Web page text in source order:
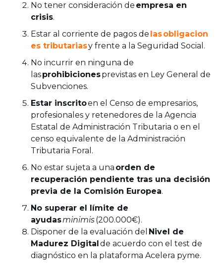
No tener consideración de empresa en
crisis.
Estar al corriente de pagos de lasobligacion
es tributariasy frente a la Seguridad Social.
No incurrir en ninguna de
lasprohibicionesprevistas en Ley General de
Subvenciones.
Estar inscritoen el Censo de empresarios,
profesionales y retenedores de la Agencia
Estatal de Administración Tributaria o en el
censo equivalente de la Administración
Tributaria Foral.
No estar sujeta a una orden de
recuperación pendiente tras una decisión
previa de la Comisión Europea.
No superar el límite de
ayudasminimis(200.000€).
Disponer de la evaluación del Nivel de
Madurez Digitalde acuerdo con el test de
diagnóstico en la plataforma Acelera pyme.